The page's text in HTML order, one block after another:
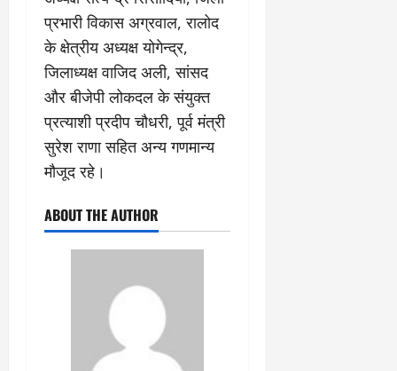
प्रभारी विकास अग्रवाल, रालोद
के क्षेत्रीय अध्यक्ष योगेन्द्र,
जिलाध्यक्ष वाजिद अली, सांसद
और बीजेपी लोकदल के संयुक्त
प्रत्याशी प्रदीप चौधरी, पूर्व मंत्री
सुरेश राणा सहित अन्य गणमान्य
मौजूद रहे।
ABOUT THE AUTHOR